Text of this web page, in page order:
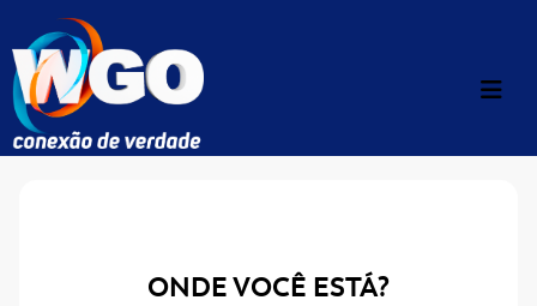
ONDE VOCÊ ESTÁ?